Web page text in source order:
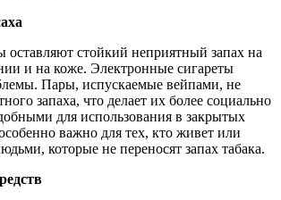
стойкий неприятный запах на
и на коже. Электронные сигареты
Пары, испускаемые вейпами, не
запаха, что делает их более социально
для использования в закрытых
важно для тех, кто живет или
которые не переносят запах табака.